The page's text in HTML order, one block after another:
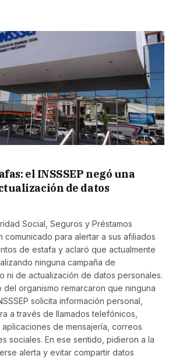
el INSSSEP negó una
de datos
Social, Seguros y Préstamos
comunicado para alertar a sus afiliados
de estafa y aclaró que actualmente
ninguna campaña de
ni de actualización de datos personales.
organismo remarcaron que ninguna
solicita información personal,
a través de llamados telefónicos,
de mensajería, correos
sociales. En ese sentido, pidieron a la
alerta y evitar compartir datos